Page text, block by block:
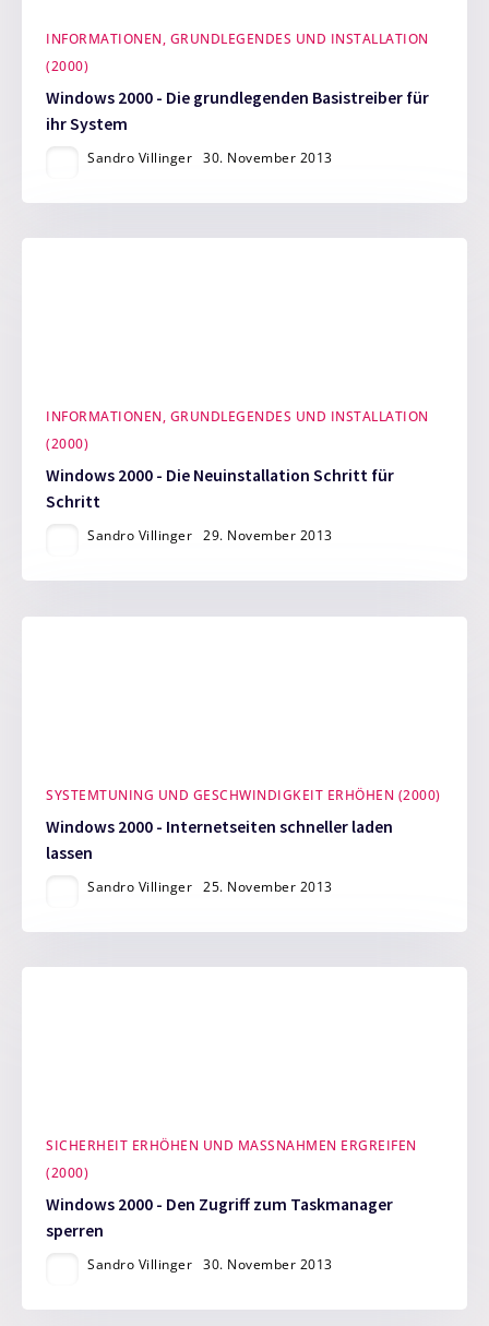
INFORMATIONEN, GRUNDLEGENDES UND INSTALLATION
(2000)
Windows 2000 - Die grundlegenden Basistreiber für
ihr System
Sandro Villinger 30. November 2013
INFORMATIONEN, GRUNDLEGENDES UND INSTALLATION
(2000)
Windows 2000 - Die Neuinstallation Schritt für
Schritt
Sandro Villinger 29. November 2013
SYSTEMTUNING UND GESCHWINDIGKEIT ERHÖHEN (2000)
Windows 2000 - Internetseiten schneller laden
lassen
Sandro Villinger 25. November 2013
SICHERHEIT ERHÖHEN UND MASSNAHMEN ERGREIFEN (
2000)
Windows 2000 - Den Zugriff zum Taskmanager
sperren
Sandro Villinger 30. November 2013